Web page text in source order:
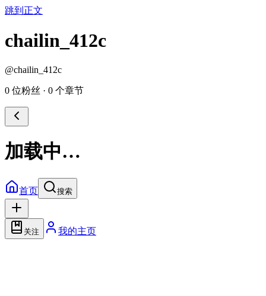
跳到正文
chailin_412c
@chailin_412c
0 位粉丝 · 0 个章节
加载中…
首页 搜索
关注 我的主页